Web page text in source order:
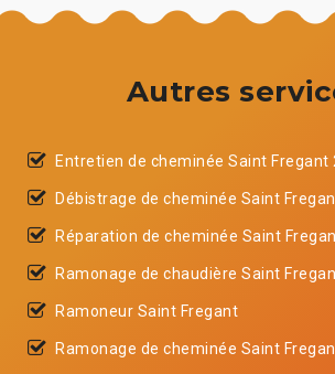
Autres
Entretien de cheminée Saint Fregant
Débistrage de cheminée Saint
Réparation de cheminée Saint
Ramonage de chaudière Saint
Ramoneur Saint Fregant
Ramonage de cheminée Saint